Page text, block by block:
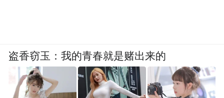
盗香窃玉：我的青春就是赌出来的